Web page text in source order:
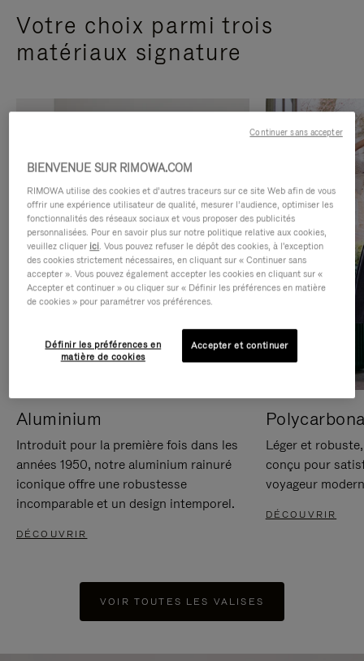
Votre choix parmi trois
matériaux signature
Aluminium
Introduit pour la première fois dans les
années 1950, notre aluminium rainuré
iconique offre une robustesse
incomparable et un design intemporel.
DÉCOUVRIR
Léger et
conçu pour
voyageur
DÉCOUVRIR
VOIR TOUTES LES VALISES
BIENVENUE SUR RIMOWA.COM
RIMOWA utilise des cookies et d’autres traceurs sur ce site Web afin de vous
offrir une expérience utilisateur de qualité, mesurer l’audience, optimiser les
fonctionnalités des réseaux sociaux et vous proposer des publicités
personnalisées. Pour en savoir plus sur notre politique relative aux cookies,
veuillez cliquer ici. Vous pouvez refuser le dépôt des cookies, à l'exception
des cookies strictement nécessaires, en cliquant sur « Continuer sans
accepter ». Vous pouvez également accepter les cookies en cliquant sur «
Accepter et continuer » ou cliquer sur « Définir les préférences en matière
de cookies » pour paramétrer vos préférences.
Définir les préférences en
matière de cookies
Accepter et continuer
Continuer sans accepter